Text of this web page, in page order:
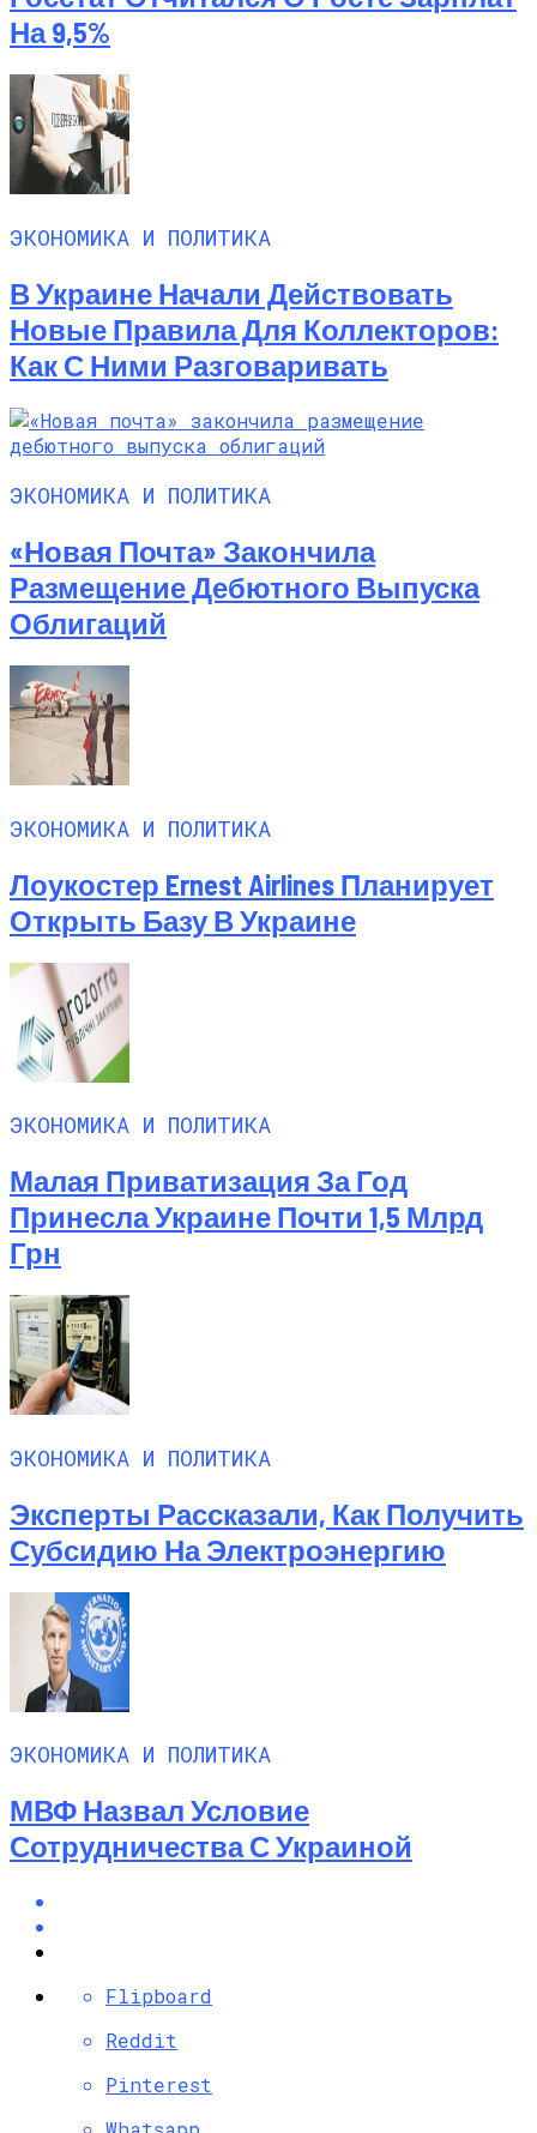
На 9,5%
ЭКОНОМИКА И ПОЛИТИКА
В Украине Начали Действовать
Новые Правила Для Коллекторов:
Как С Ними Разговаривать
ЭКОНОМИКА И ПОЛИТИКА
«Новая Почта» Закончила
Размещение Дебютного Выпуска
Облигаций
ЭКОНОМИКА И ПОЛИТИКА
Лоукостер Ernest Airlines Планирует
Открыть Базу В Украине
ЭКОНОМИКА И ПОЛИТИКА
Малая Приватизация За Год
Принесла Украине Почти 1,5 Млрд
Грн
ЭКОНОМИКА И ПОЛИТИКА
Эксперты Рассказали, Как Получить
Субсидию На Электроэнергию
ЭКОНОМИКА И ПОЛИТИКА
МВФ Назвал Условие
Сотрудничества С Украиной
Flipboard
Reddit
Pinterest